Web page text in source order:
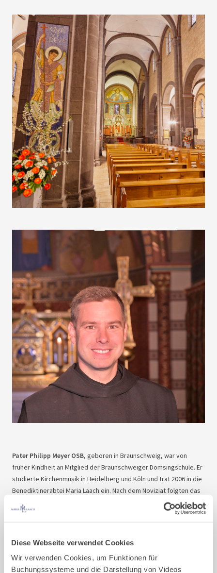
Diese Webseite verwendet Cookies
Wir verwenden Cookies, um Funktionen für
Buchungssysteme und die Darstellung von Videos
Pater Philipp MeyerOSB, geboren in Braunschweig, war von
früher Kindheit an Mitglied der Braunschweiger Domsingschule. Er
studierte Kirchenmusik in Heidelberg und Köln und trat 2006 in die
Benediktinerabtei Maria Laach ein. Nach dem Noviziat folgten das
Theologiestudium in Salzburg und Rom, 2011 die Feierliche Profeß
und die 2015 die Priesterweihe.
Lacensis und für die Jugend- und Berufungspastoral der Abtei
zuständig. Er ist Autor mehrerer spiritueller Bücher und betreut
seit 2017 das tägliche „Abendgebet“ aufkatholisch.de.